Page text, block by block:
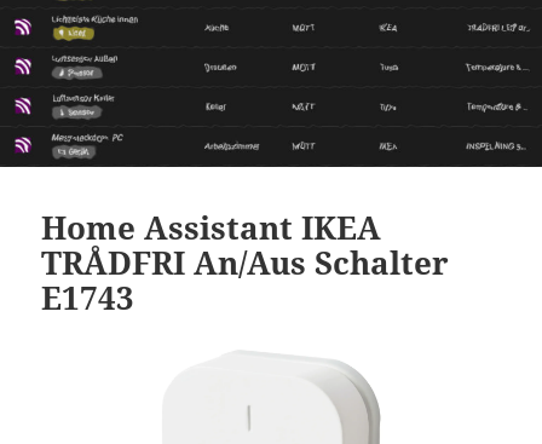
Home Assistant IKEA
TRÅDFRI An/Aus Schalter
E1743